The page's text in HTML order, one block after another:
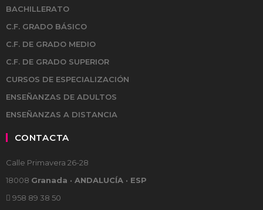
BACHILLERATO
C.F. GRADO BÁSICO
C.F. DE GRADO MEDIO
C.F. DE GRADO SUPERIOR
CURSOS DE ESPECIALIZACIÓN
ENSEÑANZAS DE ADULTOS
ENSEÑANZAS A DISTANCIA
CONTACTA
Calle Primavera 26-28
18008 Granada · ANDALUCÍA · ESP
958 89 38 50